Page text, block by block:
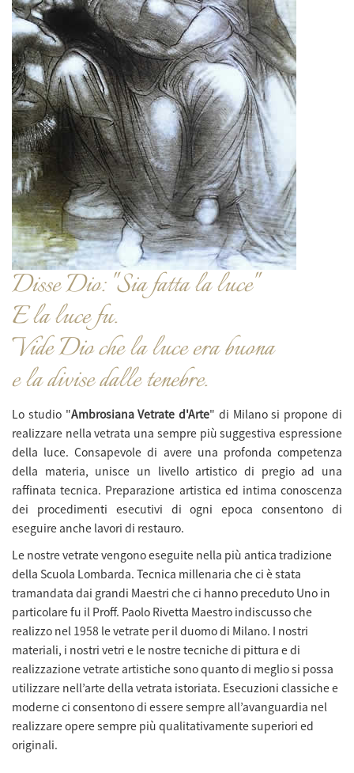
Disse Dio: "Sia fatta la luce"
E la luce fu.
Vide Dio che la luce era buona
e la divise dalle tenebre.
Lo studio "Ambrosiana Vetrate d'Arte" di Milano si propone di
realizzare nella vetrata una sempre più suggestiva espressione
della luce. Consapevole di avere una profonda competenza
della materia, unisce un livello artistico di pregio ad una
raffinata tecnica. Preparazione artistica ed intima conoscenza
dei procedimenti esecutivi di ogni epoca consentono di
eseguire anche lavori di restauro.
Le nostre vetrate vengono eseguite nella più antica tradizione
della Scuola Lombarda. Tecnica millenaria che ci è stata
tramandata dai grandi Maestri che ci hanno preceduto Uno in
particolare fu il Proff. Paolo Rivetta Maestro indiscusso che
realizzo nel 1958 le vetrate per il duomo di Milano. I nostri
materiali, i nostri vetri e le nostre tecniche di pittura e di
realizzazione vetrate artistichesono quanto di meglio si possa
utilizzare nell’arte della vetrata istoriata. Esecuzioni classiche e
moderne ci consentono di essere sempre all’avanguardia nel
realizzare opere sempre più qualitativamente superiori ed
originali.